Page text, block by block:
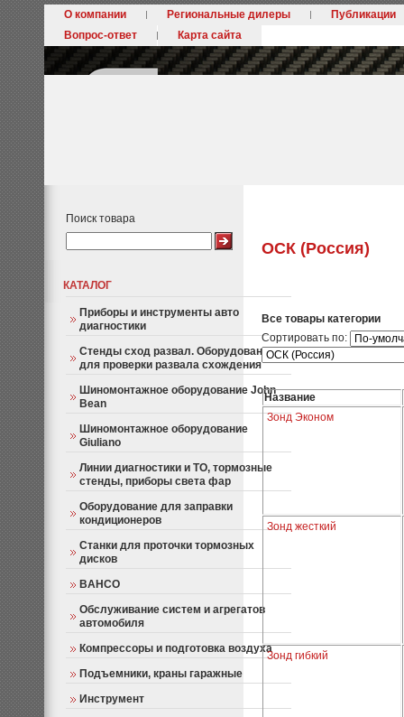
О компании Региональные дилеры
Публикации
Вопрос-ответ
Карта сайта
Поиск товара
КАТАЛОГ
Приборы и инструменты авто
диагностики
Стенды сход развал. Оборудование
для проверки развала схождения
Шиномонтажное оборудование John
Bean
Шиномонтажное оборудование
Giuliano
Линии диагностики и ТО, тормозные
стенды, приборы света фар
Оборудование для заправки
кондиционеров
Станки для проточки тормозных
дисков
BAHCO
Обслуживание систем и агрегатов
автомобиля
Компрессоры и подготовка воздуха
Подъемники, краны гаражные
Инструмент
ОСК (Россия)
Все товары категории
Сортировать по:
Название
Зонд Эконом
Зонд жесткий
Зонд гибкий